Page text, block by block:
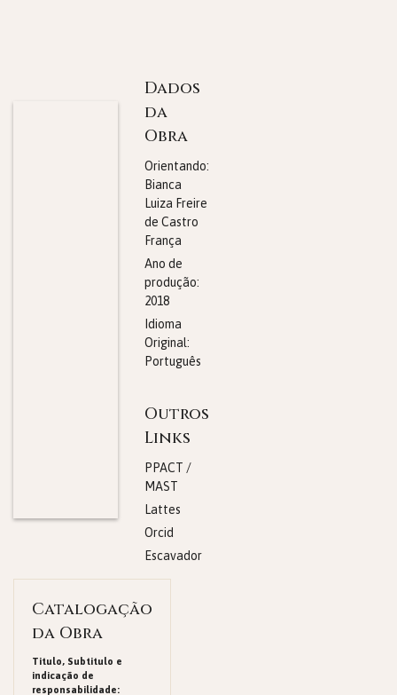
Dados
da
Obra
Orientando:
Bianca
Luiza Freire
de Castro
França
Ano de
produção:
2018
Idioma
Original:
Português
Outros
Links
PPACT /
MAST
Lattes
Orcid
Escavador
Catalogação
da Obra
Titulo, Subtitulo e
indicação de
responsabilidade: